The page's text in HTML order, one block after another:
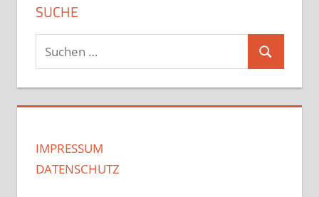
SUCHE
Suchen
nach:
Suchen
IMPRESSUM
DATENSCHUTZ